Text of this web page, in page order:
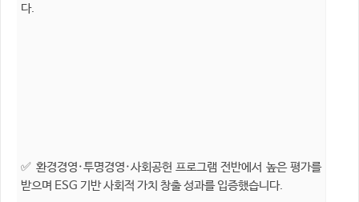
다.
✅ 환경경영·투명경영·사회공헌 프로그램 전반에서 높은 평가를
받으며 ESG 기반 사회적 가치 창출 성과를 입증했습니다.